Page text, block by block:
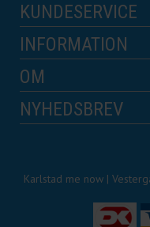
KUNDESERVICE
INFORMATION
OM
NYHEDSBREV
Karlstad me now |